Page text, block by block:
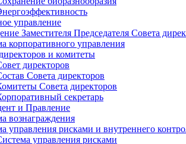
управление
Заместителя Председателя Совета
корпоративного управления
и комитеты
директоров
Совета директоров
Совета директоров
секретарь
и Правление
вознаграждения
управления рисками и внутреннего
управления рисками